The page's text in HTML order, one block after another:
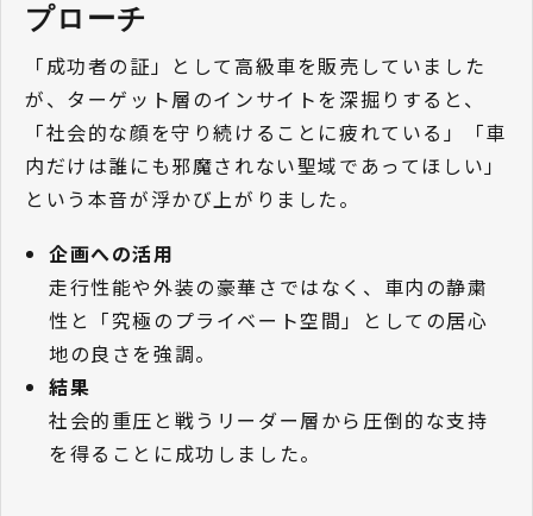
プローチ
「成功者の証」として高級車を販売していました
が、ターゲット層のインサイトを深掘りすると、
「社会的な顔を守り続けることに疲れている」「車
内だけは誰にも邪魔されない聖域であってほしい」
という本音が浮かび上がりました。
企画への活用
走行性能や外装の豪華さではなく、車内の静粛
性と「究極のプライベート空間」としての居心
地の良さを強調。
結果
社会的重圧と戦うリーダー層から圧倒的な支持
を得ることに成功しました。